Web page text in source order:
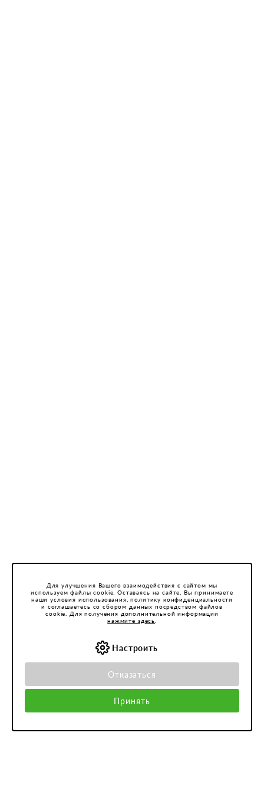
Для улучшения Вашего взаимодействия с сайтом мы
используем файлы cookie. Оставаясь на сайте, Вы принимаете
наши условия использования, политику конфиденциальности
и соглашаетесь со сбором данных посредством файлов
cookie. Для получения дополнительной информации
нажмите здесь
Настроить
Отказаться
Принять